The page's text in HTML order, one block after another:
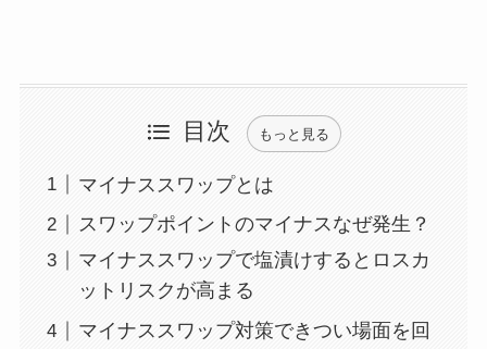
目次 もっと見る
マイナススワップとは
スワップポイントのマイナスなぜ発生？
マイナススワップで塩漬けするとロスカ
ットリスクが高まる
マイナススワップ対策できつい場面を回